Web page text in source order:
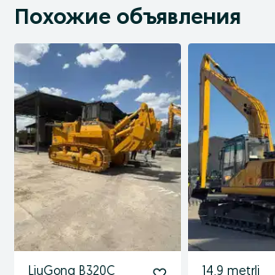
Похожие объявления
LiuGong B320C 14,9 metrli